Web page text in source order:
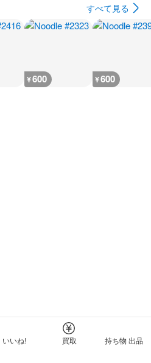
すべて見る
¥600 ¥600
いいね! 買取 持ち物 出品